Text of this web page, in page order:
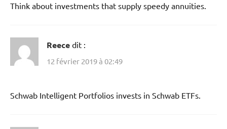
Think about investments that supply speedy annuities.
Reece dit :
12 février 2019 à 02:49
Schwab Intelligent Portfolios invests in Schwab ETFs.